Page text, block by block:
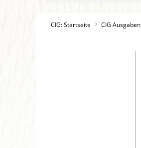
CIG: Startseite CIG Ausgaben